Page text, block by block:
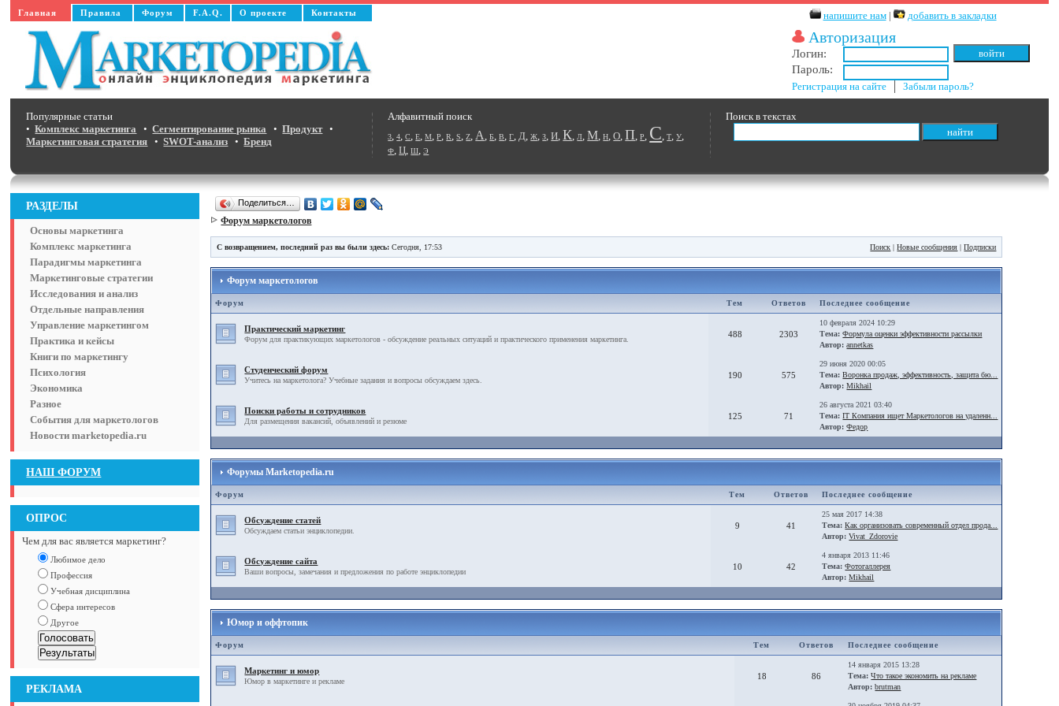
Главная Правила Форум F.A.Q. О проекте Контакты напишите нам| добавить в закладки
Авторизация
Логин:
Пароль:
Регистрация на сайте │Забыли пароль?
Поиск в текстах
Алфавитный поиск
3,4,C,E,M,P,R,S,Z,А,Б,В,Г,Д,Ж,З,И,К,Л,М,Н,О,П,Р, С,Т,У,
Ф,Ц,Ш,Э
Популярные статьи
•Комплекс маркетинга •Сегментирование рынка •Продукт•
Маркетинговая стратегия •SWOT-анализ •Бренд
РАЗДЕЛЫ
Основы маркетинга
Комплекс маркетинга
Парадигмы маркетинга
Маркетинговые стратегии
Исследования и анализ
Отдельные направления
Управление маркетингом
Практика и кейсы
Книги по маркетингу
Психология
Экономика
Разное
События для маркетологов
Новости marketopedia.ru
НАШ ФОРУМ
ОПРОС
Чем для вас является маркетинг?
Любимое дело
Профессия
Учебная дисциплина
Сфера интересов
Другое
РЕКЛАМА
Поделиться…
Форум маркетологов
С возвращением, последний раз вы были здесь: Сегодня, 17:53 Поиск |Новые сообщения |Подписки
Форум маркетологов
Форум Тем Ответов Последнее сообщение
Практический маркетинг
Форум для практикующих маркетологов - обсуждение реальных ситуаций и практического применения маркетинга.
488 2303
10 февраля 2024 10:29
Тема: Формула оценки эффективности рассылки
Автор: annetkas
Студенческий форум
Учитесь на маркетолога? Учебные задания и вопросы обсуждаем здесь.
190 575
29 июня 2020 00:05
Тема: Воронка продаж, эффективность, защита бю...
Автор: Mikhail
Поиски работы и сотрудников
Для размещения вакансий, объявлений и резюме
125 71
26 августа 2021 03:40
Тема: IT Компания ищет Маркетологов на удаленн...
Автор: Федор
Форумы Marketopedia.ru
Форум Тем Ответов Последнее сообщение
Обсуждение статей
Обсуждаем статьи энциклопедии.
9 41
25 мая 2017 14:38
Тема: Как организовать современный отдел прода...
Автор: Vivat_Zdorovie
Обсуждение сайта
Ваши вопросы, замечания и предложения по работе энциклопедии
10 42
4 января 2013 11:46
Тема: Фотогаллерея
Автор: Mikhail
Юмор и оффтопик
Форум Тем Ответов Последнее сообщение
Маркетинг и юмор
Юмор в маркетинге и рекламе
18 86
14 января 2015 13:28
Тема: Что такое экономить на рекламе
Автор: brutman